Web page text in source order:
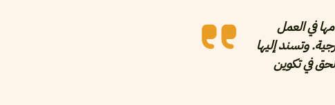
في العمل
وتسند إليها
الحق في تكوين